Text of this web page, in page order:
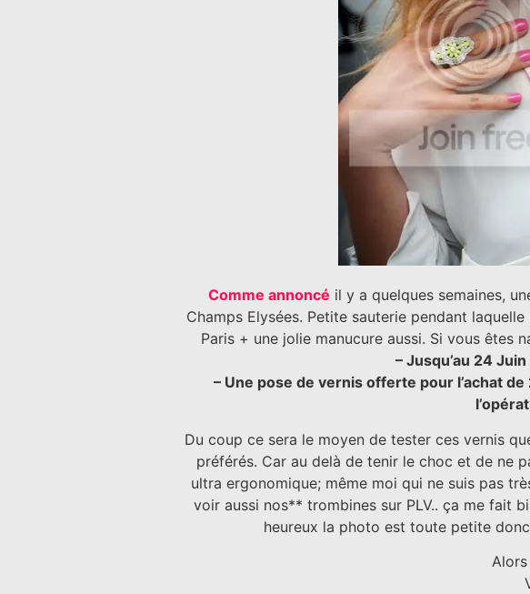
Comme annoncé il y a quelques semaines,
Champs Elysées. Petite sauterie pendant
Paris + une jolie manucure aussi. Si vous êtes
– Jusqu’au 24
– Une pose de vernis offerte pour l’achat
Du coup ce sera le moyen de tester ces vernis
préférés. Car au delà de tenir le choc et de ne
ultra ergonomique; même moi qui ne suis pas
voir aussi nos** trombines sur PLV.. ça me fait
heureux la photo est toute petite